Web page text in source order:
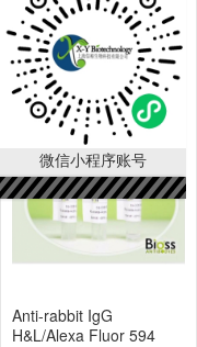
微信小程序账号
Anti-Rabbit IgG
H&L/ATTO550 antibody
(bs-40295G-ATTO550)
￥480.00
已有 30人购买
Anti-rabbit IgG
H&L/Alexa Fluor 594